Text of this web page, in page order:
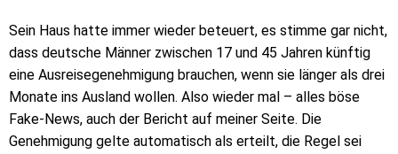
Sein Haus hatte immer wieder beteuert, es stimme gar nicht,
dass deutsche Männer zwischen 17 und 45 Jahren künftig
eine Ausreisegenehmigung brauchen, wenn sie länger als drei
Monate ins Ausland wollen. Also wieder mal – alles böse
Fake-News, auch der Bericht auf meiner Seite. Die
Genehmigung gelte automatisch als erteilt, die Regel sei